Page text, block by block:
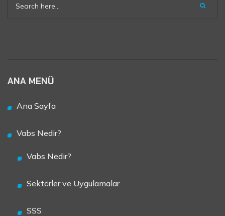
ANA MENÜ
Ana Sayfa
Vabs Nedir?
Vabs Nedir?
Sektörler ve Uygulamalar
SSS